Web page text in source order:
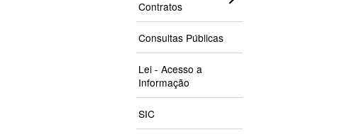
Contratos
Consultas Públicas
Lei - Acesso a
Informação
SIC